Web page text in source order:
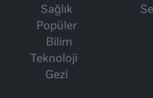
Sağlık
Popüler
Bilim
Teknoloji
Gezi